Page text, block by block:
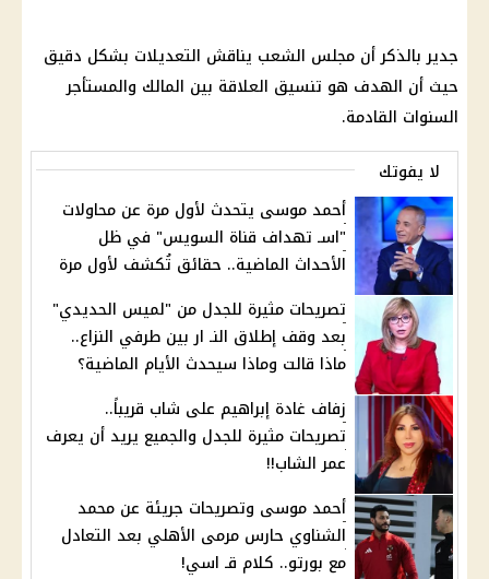
جدير بالذكر أن مجلس الشعب يناقش التعديلات بشكل دقيق
حيث أن الهدف هو تنسيق العلاقة بين المالك والمستأجر
السنوات القادمة.
لا يفوتك
أحمد موسى يتحدث لأول مرة عن محاولات
"اسـ تهداف قناة السويس" في ظل
الأحداث الماضية.. حقائق تُكشف لأول مرة
تصريحات مثيرة للجدل من "لميس الحديدي"
بعد وقف إطلاق النـ ار بين طرفي النزاع..
ماذا قالت وماذا سيحدث الأيام الماضية؟
زفاف غادة إبراهيم على شاب قريباً..
تصريحات مثيرة للجدل والجميع يريد أن يعرف
عمر الشاب!!
أحمد موسى وتصريحات جريئة عن محمد
الشناوي حارس مرمى الأهلي بعد التعادل
مع بورتو.. كلام قـ اسي!